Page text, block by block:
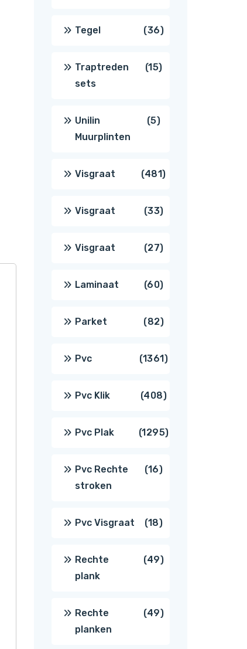
producten
Tegel 3636
producten
Traptreden
sets
1515
Unilin
Muurplinten
55
Visgraat 481481
Visgraat 3333
producten
Visgraat 2727
producten
Laminaat 6060
producten
Parket 8282
producten
Pvc 13611361
producten
Pvc Klik 408408
producten
Pvc Plak 12951295
Pvc Rechte
stroken
1616
Pvc Visgraat 1818
producten
Rechte
plank
4949
Rechte
planken
4949